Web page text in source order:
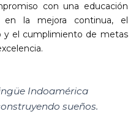
con una educación
en la mejora continua, el
y el cumplimiento de metas
Indoamérica
sueños.